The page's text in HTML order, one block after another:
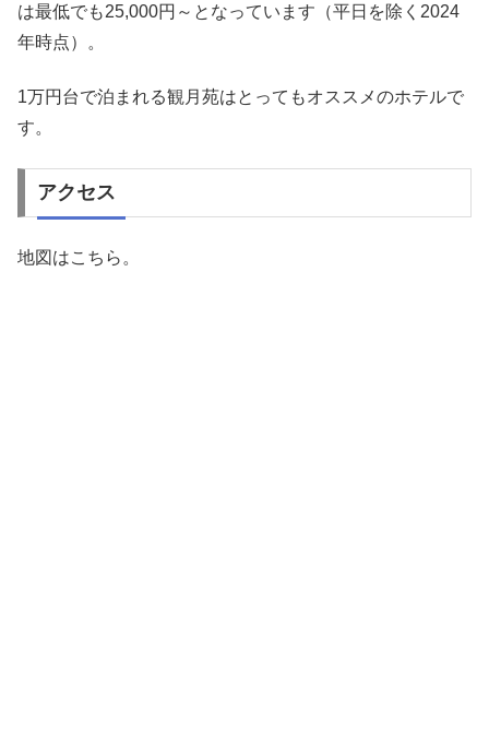
は最低でも25,000円～となっています（平日を除く2024
年時点）。
1万円台で泊まれる観月苑はとってもオススメのホテルで
す。
アクセス
地図はこちら。